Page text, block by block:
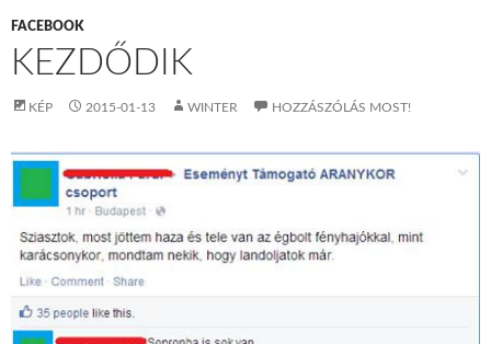
FACEBOOK
KEZDŐDIK
KÉP 2015-01-13 WINTER HOZZÁSZÓLÁS MOST!